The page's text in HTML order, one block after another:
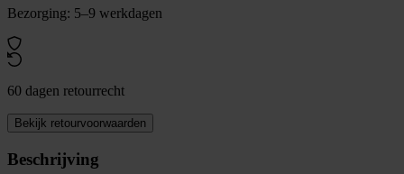
Bezorging: 5–9 werkdagen
60 dagen retourrecht
Bekijk retourvoorwaarden
Beschrijving